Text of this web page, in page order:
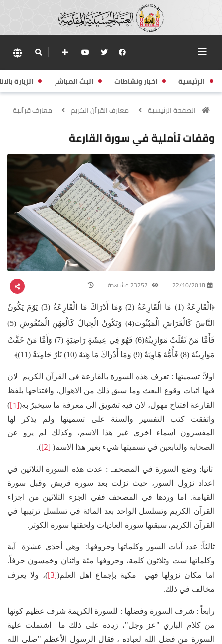
الرئيسية اخبار ونشاطات البث المباشر الزيارة
الصفحة الرئيسية معارف القرآن الكريم معارف قرآنية
وقفات تأملية في سورة القارعة
22/10/2018
﴿الْقَارِعَةُ (1) مَا الْقَارِعَةُ (2) وَمَا أَدْرَاكَ مَا الْقَارِعَةُ (3) يَوْمَ يَكُونُ
النَّاسُ كَالْفَرَاشِ الْمَبْثُوث(4)
وَتَكُونُ الْجِبَالُ كَالْعِهْنِ الْمَنْفُوشِ (5)
فَأَمَّا مَنْ ثَقُلَتْ مَوَازِينُهُ(6)
فَهُوَ فِي عِيشَةٍ رَاضِيَةٍ (7) وَأَمَّا مَنْ خَفَّتْ
مَوَازِينُهُ (8) فَأُمُّهُ هَاوِيَةٌ (9) وَمَا أَدْرَاكَ مَا هِيَهْ (10) نَارٌ حَامِيَةٌ (11)﴾
اولاً: تسميتها : تعرف هذه السورة بالقارعة في القرآن الكريم لان
فيها اثبات وقوع البعث وما سبق ذلك من الاهوال، وافتتاحها بلفظ
القارعة افتتاح مهول، لان فيه تشويق الى معرفة ما سيخبرُ به([1]
)
واتفقت كتب التفسير والسنة على تسميتها ولم يذكر لها
المفسرون أسماء اخرى غير هذا الاسم، وكذلك لم يرو عن
الصحابة والتابعين في تسميتها شيء بغير هذا الاسم( [2]
).
ثانيا: وضع السورة في المصحف : عدت هذه السورة الثلاثين في
اعداد نزول السور، حيث نزلت بعد سورة قريش وقبل سورة
القيامة. اما وردها في المصحف ففي الجزء الثلاثين من اجزاء
القرآن الكريم وتسلسل الواحد بعد المائة في تسلسل ترتيبها في
القرآن الكريم، سبقتها سورة العاديات ولحقتها سورة الكوثر.
ثالثاً: عدد آيات السور وكلماتها وحروفها: وهي أحدَى عشرَة آية
وكلماتها ست وثلاثون كلمة، وحروفها مئة واثنان وخمسون حرفاً.
اما مكان نزولها فهي مكية بإجماع اهل العلم([3])، ولا يعرف
مخالف في ذلك.
رابعاً : شرف السورة وفضلها : للسورة الكريمة شرف عظيم كونها
من كلام الباري "عز وجل"، زيادة على ذلك ما اشتملت علية
السورة من فضل الله لعباده ، فقال الرسول الأعظم "صلى الله